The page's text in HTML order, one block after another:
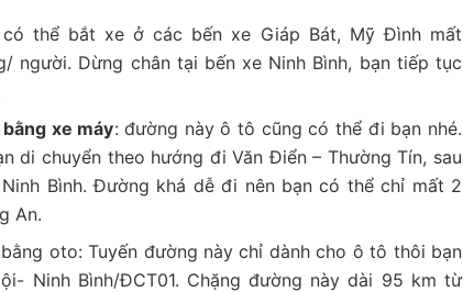
thể bắt xe ở các bến xe Giáp Bát, Mỹ Đình mất
người. Dừng chân tại bến xe Ninh Bình, bạn tiếp tục
xe máy: đường này ô tô cũng có thể đi bạn nhé.
di chuyển theo hướng đi Văn Điển – Thường Tín, sau
Bình. Đường khá dễ đi nên bạn có thể chỉ mất 2
An.
bằng oto: Tuyến đường này chỉ dành cho ô tô thôi bạn
Ninh Bình/ĐCT01. Chặng đường này dài 95 km từ